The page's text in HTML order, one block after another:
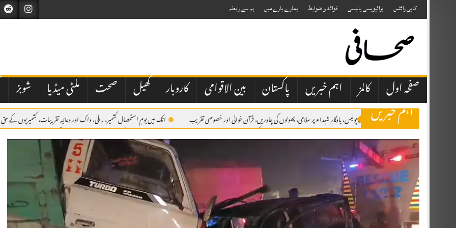
to
content
کاپی رائٹس پرائیویسی پالیسی قوائد و ضوابط ہمارے بارے میں ہم سے رابطہ
صفحہ اول کالمز اہم خبریں پاکستان بین الاقوامی کاروبار کھیل صحت ملٹی میڈیا شوبز
اہم خبریں
اٹک میں یومِ شہدائے پولیس، یادگارِ شہداء پر سلامی، پھولوں کی چادریں، قرآن خوانی اور خصوصی تقریب اٹک میں یومِ استحصال کشمیر، ریلی، واک اور دعائیہ تقریبات، کشمیریوں کے
برسلز: مسئلہ کشمیر کو عالمی سطح پر اجاگر کرتے رہیں گے، یومِ استحصال کشمیر کانفرنس میں مقررین کا عزم اے بی این کی مبینہ سگریٹ مافیا اسٹوری پر طلب کی گئی میٹنگ منسوخ